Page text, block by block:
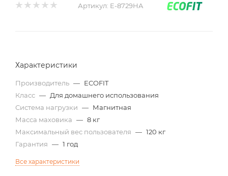
Артикул: E-8729HA
Характеристики
Производитель — ECOFIT
Класс — Для домашнего использования
Система нагрузки — Магнитная
Масса маховика — 8 кг
Максимальный вес пользователя — 120 кг
Гарантия — 1 год
Все характеристики